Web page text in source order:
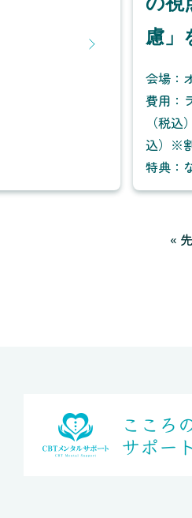
慮」
会場：
費用：
（税
込）※
特典：
«